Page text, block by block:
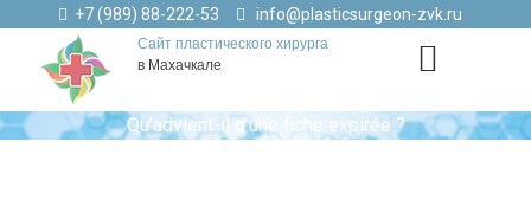
+7 (989) 88-222-53 info@plasticsurgeon-zvk.ru
Сайт пластического хирурга
в Махачкале
Qu’advient-il d’une fiche expirée ?